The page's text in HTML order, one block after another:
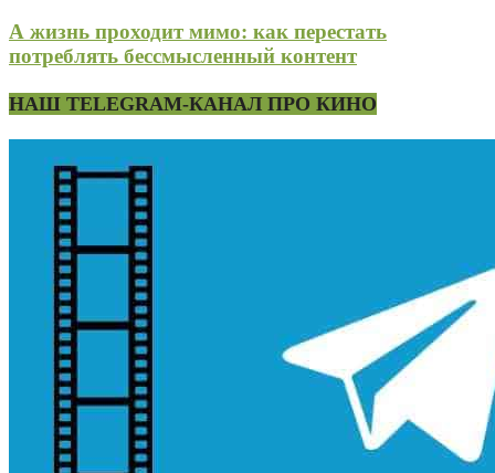
А жизнь проходит мимо: как перестать
потреблять бессмысленный контент
НАШ TELEGRAM-КАНАЛ ПРО КИНО